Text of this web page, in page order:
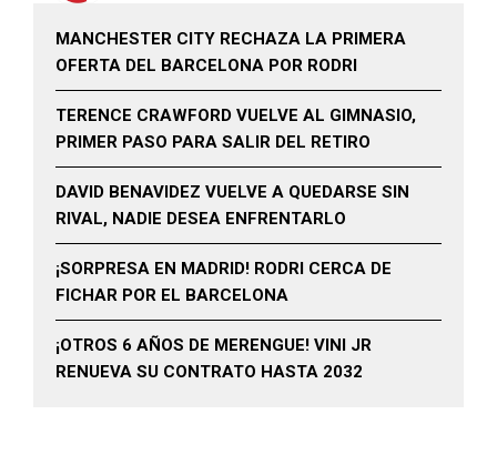
MANCHESTER CITY RECHAZA LA PRIMERA
OFERTA DEL BARCELONA POR RODRI
TERENCE CRAWFORD VUELVE AL GIMNASIO,
PRIMER PASO PARA SALIR DEL RETIRO
DAVID BENAVIDEZ VUELVE A QUEDARSE SIN
RIVAL, NADIE DESEA ENFRENTARLO
¡SORPRESA EN MADRID! RODRI CERCA DE
FICHAR POR EL BARCELONA
¡OTROS 6 AÑOS DE MERENGUE! VINI JR
RENUEVA SU CONTRATO HASTA 2032